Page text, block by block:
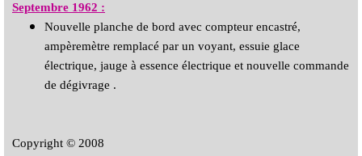
Septembre 1962 :
Nouvelle planche de bord avec compteur encastré,
ampèremètre remplacé par un voyant, essuie glace
électrique, jauge à essence électrique et nouvelle commande
de dégivrage .
Copyright © 2008